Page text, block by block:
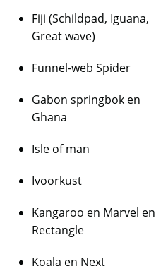
Goud
goudbaar C. Hafner met
LBMA gecertificeerd
Fiji (Schildpad, Iguana,
Great wave)
Funnel-web Spider
Gabon springbok en
Ghana
Isle of man
Ivoorkust
Kangaroo en Marvel en
Rectangle
Koala en Next